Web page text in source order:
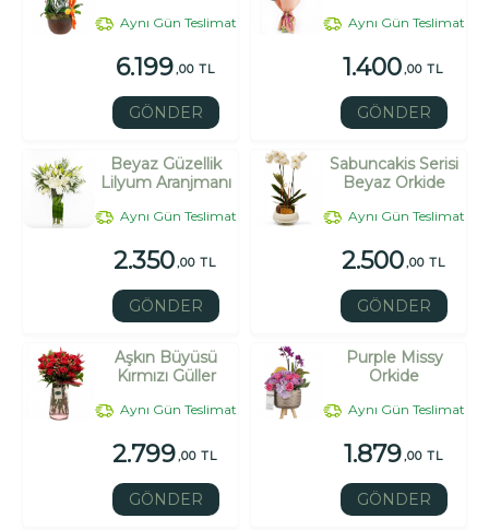
Aynı Gün Teslimat
6.199,00 TL
GÖNDER
Aynı Gün Teslimat
1.400,00 TL
GÖNDER
Beyaz Güzellik
Lilyum Aranjmanı
Aynı Gün Teslimat
2.350,00 TL
GÖNDER
Sabuncakis Serisi
Beyaz Orkide
Aynı Gün Teslimat
2.500,00 TL
GÖNDER
Aşkın Büyüsü
Kırmızı Güller
Aynı Gün Teslimat
2.799,00 TL
GÖNDER
Purple Missy
Orkide
Aynı Gün Teslimat
1.879,00 TL
GÖNDER